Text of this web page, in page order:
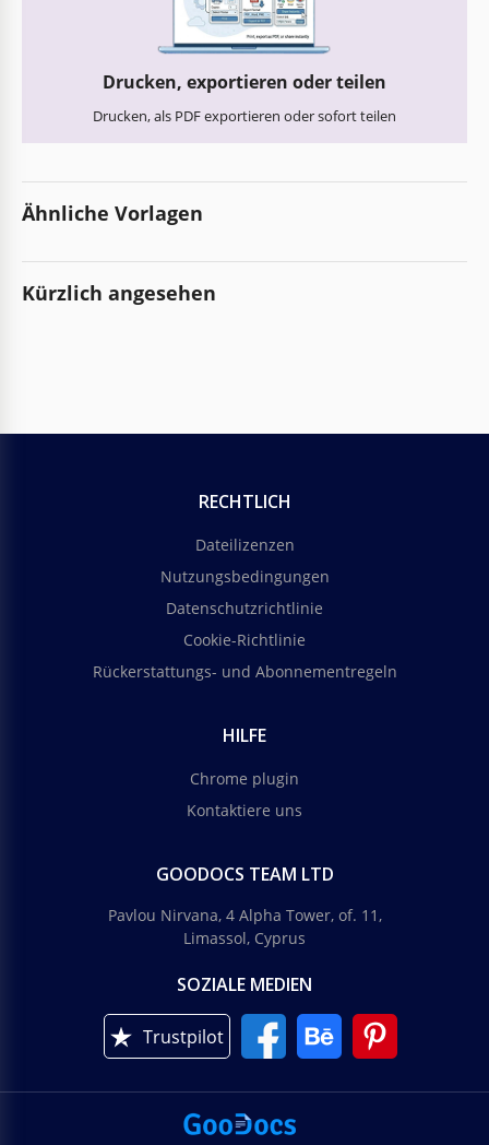
Drucken, exportieren oder teilen
Drucken, als PDF exportieren oder sofort teilen
Ähnliche Vorlagen
Kürzlich angesehen
RECHTLICH
Dateilizenzen
Nutzungsbedingungen
Datenschutzrichtlinie
Cookie-Richtlinie
Rückerstattungs- und Abonnementregeln
HILFE
Chrome plugin
Kontaktiere uns
GOODOCS TEAM LTD
Pavlou Nirvana, 4 Alpha Tower, of. 11,
Limassol, Cyprus
SOZIALE MEDIEN
Trustpilot